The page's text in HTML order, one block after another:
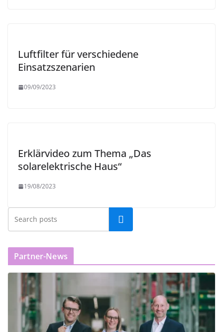
Luftfilter für verschiedene
Einsatzszenarien
09/09/2023
Erklärvideo zum Thema „Das
solarelektrische Haus“
19/08/2023
Partner-News